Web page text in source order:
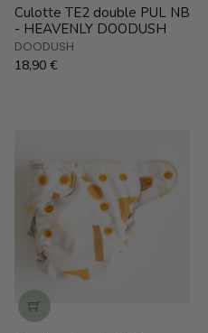
Culotte TE2 double PUL NB
- HEAVENLY DOODUSH
DOODUSH
18,90 €